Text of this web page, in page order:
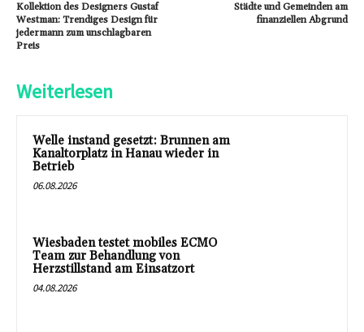
Kollektion des Designers Gustaf
Westman: Trendiges Design für
jedermann zum unschlagbaren
Preis
Städte und Gemeinden am
finanziellen Abgrund
Weiterlesen
Welle instand gesetzt: Brunnen am
Kanaltorplatz in Hanau wieder in
Betrieb
06.08.2026
Wiesbaden testet mobiles ECMO
Team zur Behandlung von
Herzstillstand am Einsatzort
04.08.2026